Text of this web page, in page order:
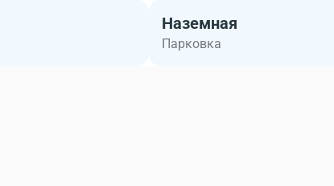
Наземная
Парковка